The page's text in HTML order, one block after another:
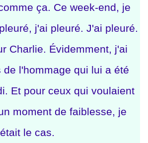
ça. Ce week-end, je
j'ai pleuré. J'ai pleuré.
Charlie. Évidemment, j'ai
de l'hommage qui lui a été
Et pour ceux qui voulaient
moment de faiblesse, je
le cas.